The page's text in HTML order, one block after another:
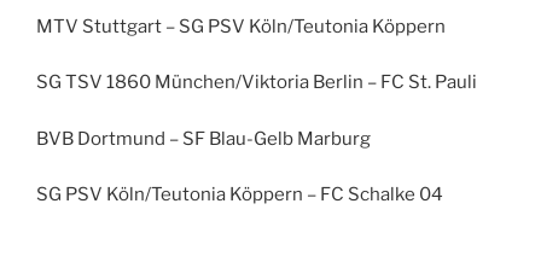
MTV Stuttgart – SG PSV Köln/Teutonia Köppern
SG TSV 1860 München/Viktoria Berlin – FC St. Pauli
BVB Dortmund – SF Blau-Gelb Marburg
SG PSV Köln/Teutonia Köppern – FC Schalke 04